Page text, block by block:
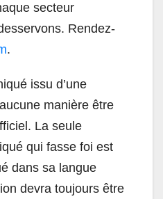
secteur
Rendez-
.
issu d’une
manière être
La seule
qui fasse foi est
dans sa langue
devra toujours être